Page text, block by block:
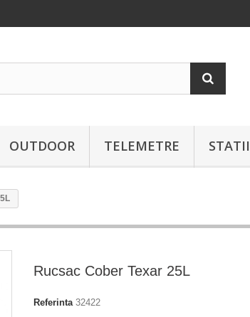
OUTDOOR TELEMETRE
Rucsac Cober Texar 25L
Referinta 32422